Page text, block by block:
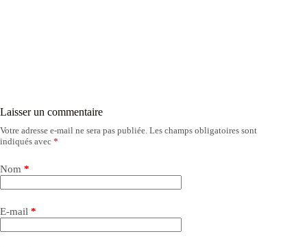
Laisser un commentaire
Votre adresse e-mail ne sera pas publiée. Les champs obligatoires sont
indiqués avec *
Nom *
E-mail *